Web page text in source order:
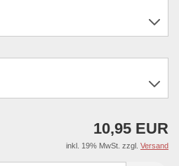
10,95 EUR
inkl. 19% MwSt. zzgl. Versand